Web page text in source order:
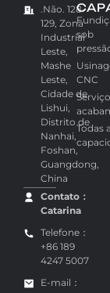
.Não. 128-
129, Zona
Industrial
Leste,
Mashe
Leste,
Cidade de
Lishui,
Distrito de
Nanhai,
Foshan,
Guangdong,
China
Contato：
Catarina
Telefone：
+86 189
4247 5007
E-mail：
sob
CNC
Todas